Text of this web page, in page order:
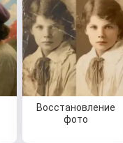
Восстановление
фото